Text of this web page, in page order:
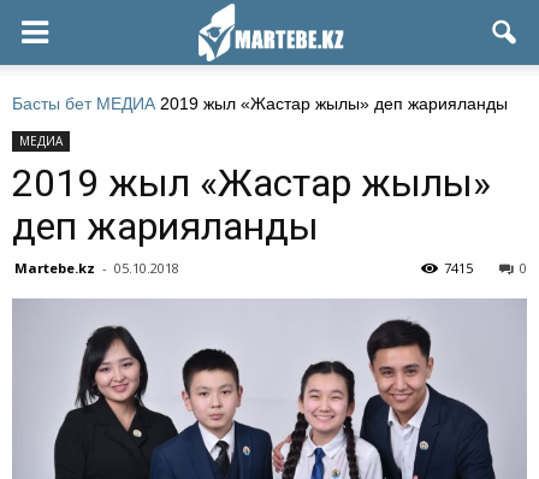
Басты бет МЕДИА 2019 жыл «Жастар жылы» деп жарияланды
МЕДИА
2019 жыл «Жастар жылы»
деп жарияланды
Martebe.kz - 05.10.2018 0
7415